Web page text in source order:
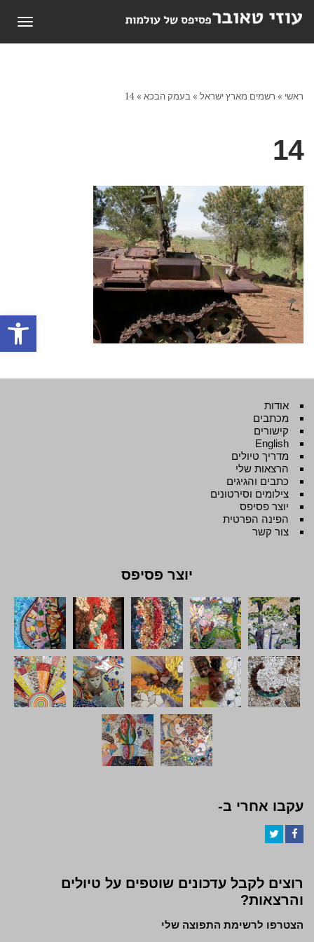
פתח
ראשי » רשמים מארץ ישראל »בעמק הבכא »
14
14
אודות
מכתבים
קישורים
English
מדריך טיולים
הרצאות שלי
כתבים והגיגים
צילומים וסירטונים
יוצר פסיפס
הפינה הפרטית
צור קשר
יוצר פסיפס
עקבו אחרי ב-
רוצים לקבל עדכונים שוטפים על טיולים
והרצאות?
הצטרפו לרשימת התפוצה שלי